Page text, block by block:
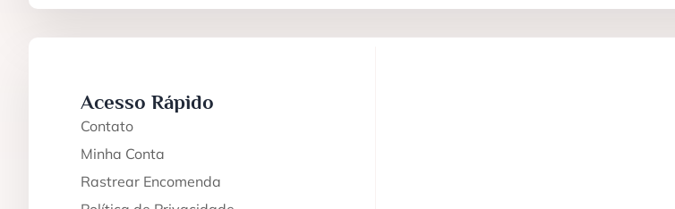
Acesso Rápido
Contato
Minha Conta
Rastrear Encomenda